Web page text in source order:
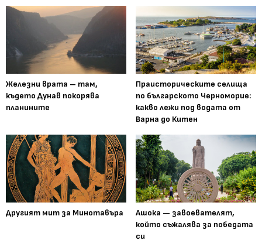
Железни врата – там,
където Дунав покорява
планините
Праисторическите селища
по българското Черноморие:
какво лежи под водата от
Варна до Китен
Другият мит за Минотавъра
Ашока — завоевателят,
който съжалява за победата
си